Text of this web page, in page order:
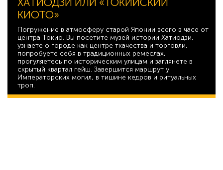
КИОТО»
Погружение в атмосферу старой Японии всего в часе от
центра Токио. Вы посетите музей истории Хатиодзи,
узнаете о городе как центре ткачества и торговли,
попробуете себя в традиционных ремёслах,
прогуляетесь по историческим улицам и заглянете в
скрытый квартал гейш. Завершится маршрут у
Императорских могил, в тишине кедров и ритуальных
троп.